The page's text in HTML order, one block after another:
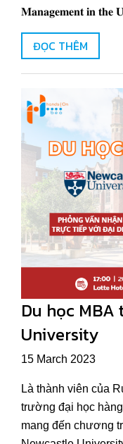
𝐌𝐚𝐧𝐚𝐠𝐞𝐦𝐞𝐧𝐭 𝐢𝐧
ĐỌC THÊM
Du học MBA
University
15 March 2023
Là thành viên của
trường đại học
mang đến chương